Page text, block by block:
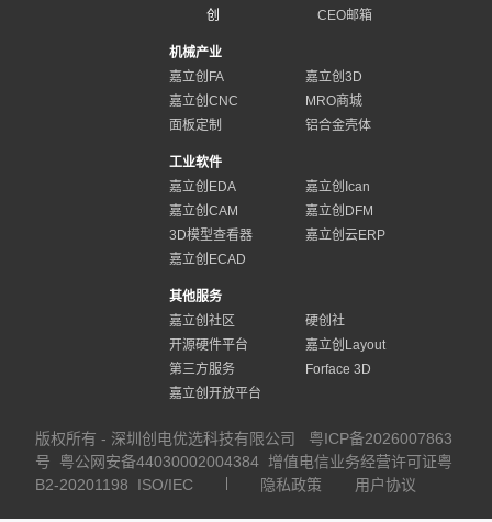
创
CEO邮箱
机械产业
嘉立创FA
嘉立创3D
嘉立创CNC
MRO商城
面板定制
铝合金壳体
工业软件
嘉立创EDA
嘉立创Ican
嘉立创CAM
嘉立创DFM
3D模型查看器
嘉立创云ERP
嘉立创ECAD
其他服务
嘉立创社区
硬创社
开源硬件平台
嘉立创Layout
第三方服务
Forface 3D
嘉立创开放平台
版权所有 - 深圳创电优选科技有限公司
粤ICP备2026007863
号
粤公网安备44030002004384 增值电信业务经营许可证粤
B2-20201198
ISO/IEC 隐私政策 用户协议